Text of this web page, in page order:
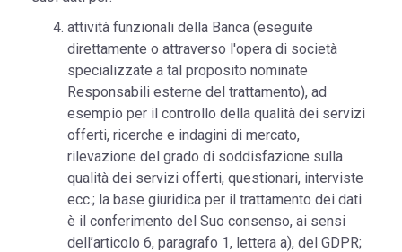
attività funzionali della Banca (eseguite
direttamente o attraverso l'opera di società
specializzate a tal proposito nominate
Responsabili esterne del trattamento), ad
esempio per il controllo della qualità dei servizi
offerti, ricerche e indagini di mercato,
rilevazione del grado di soddisfazione sulla
qualità dei servizi offerti, questionari, interviste
ecc.; la base giuridica per il trattamento dei dati
è il conferimento del Suo consenso, ai sensi
dell’articolo 6, paragrafo 1, lettera a), del GDPR;